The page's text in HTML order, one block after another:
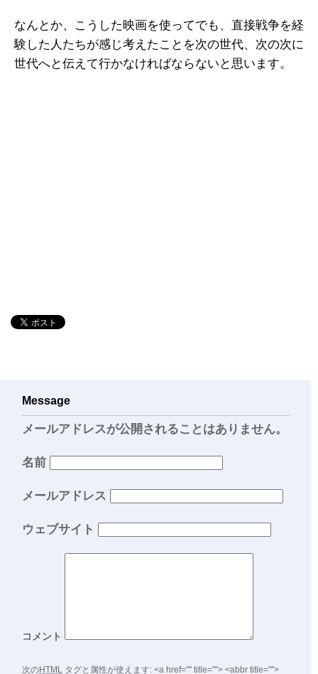
なんとか、こうした映画を使ってでも、直接戦争を経
験した人たちが感じ考えたことを次の世代、次の次に
世代へと伝えて行かなければならないと思います。
Message
メールアドレスが公開されることはありません。
名前
メールアドレス
ウェブサイト
コメント
次のHTML タグと属性が使えます: <a href="" title=""> <abbr title="">